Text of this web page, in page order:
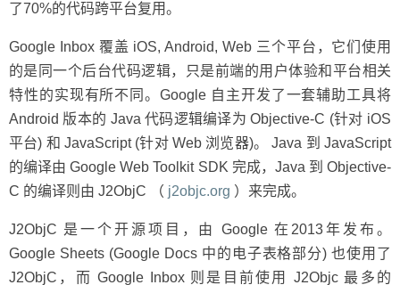
了70%的代码跨平台复用。
Google Inbox 覆盖 iOS, Android, Web 三个平台，它们使用
的是同一个后台代码逻辑，只是前端的用户体验和平台相关
特性的实现有所不同。Google 自主开发了一套辅助工具将
Android 版本的 Java 代码逻辑编译为 Objective-C (针对 iOS
平台) 和 JavaScript (针对 Web 浏览器)。 Java 到 JavaScript
的编译由 Google Web Toolkit SDK 完成，Java 到 Objective-
C 的编译则由 J2ObjC （ j2objc.org ）来完成。
J2ObjC 是一个开源项目，由 Google 在2013年发布。
Google Sheets (Google Docs 中的电子表格部分) 也使用了
J2ObjC，而 Google Inbox 则是目前使用 J2Objc 最多的